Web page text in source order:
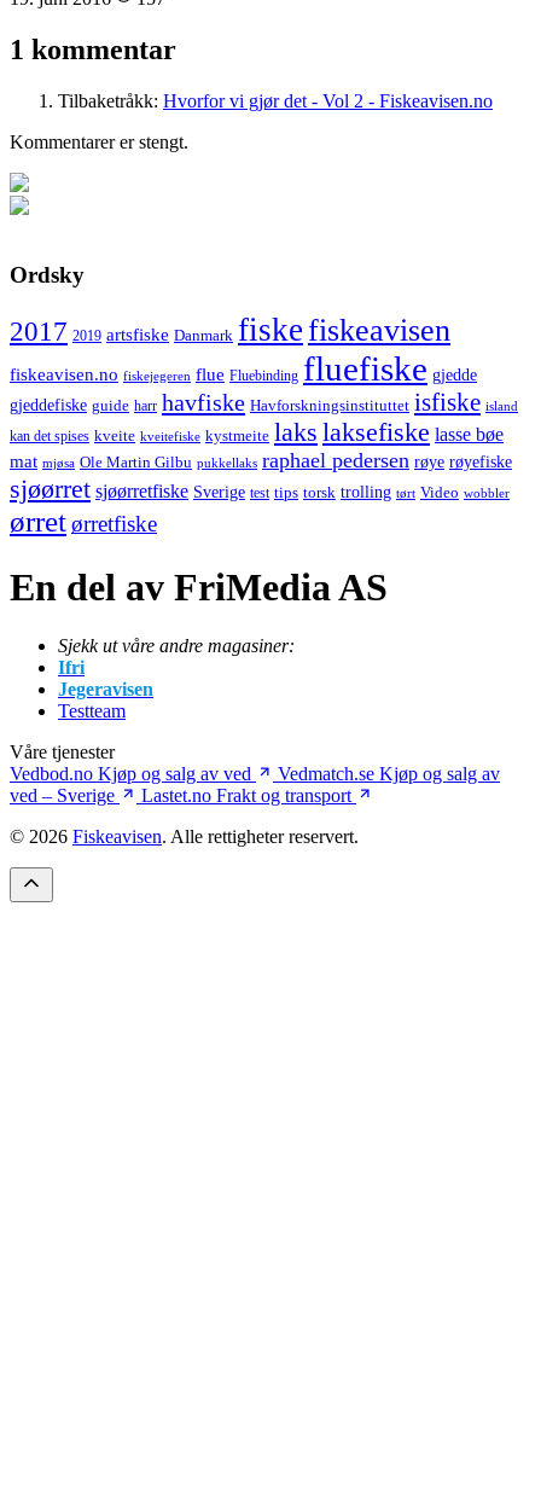
1 kommentar
Tilbaketråkk: Hvorfor vi gjør det - Vol 2 - Fiskeavisen.no
Kommentarer er stengt.
Ordsky
2017 2019 artsfiske Danmark fiskefiskeavisen
fiskeavisen.no fiskejegeren flue Fluebinding fluefiske gjedde
gjeddefiske guide harr havfiske Havforskningsinstituttet isfiske island
kan det spises kveite kveitefiske kystmeite laks laksefiske lasse bøe
mat mjøsa Ole Martin Gilbu pukkellaks raphael pedersen røye røyefiske
sjøørret sjøørretfiske Sverige test tips torsk trolling tørt Video wobbler
ørretørretfiske
En del av FriMedia AS
Sjekk ut våre andre magasiner:
Ifri
Jegeravisen
Testteam
Våre tjenester
Vedbod.no Kjøp og salg av ved Vedmatch.se Kjøp og salg av
ved – Sverige
Lastet.no Frakt og transport
© 2026 Fiskeavisen. Alle rettigheter reservert.